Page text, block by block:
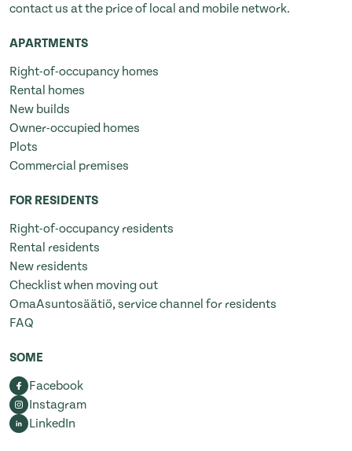
contact us at the price of local and mobile network.
APARTMENTS
Right-of-occupancy homes
Rental homes
New builds
Owner-occupied homes
Plots
Commercial premises
FOR RESIDENTS
Right-of-occupancy residents
Rental residents
New residents
Checklist when moving out
OmaAsuntosäätiö, service channel for residents
FAQ
SOME
Facebook
Instagram
LinkedIn